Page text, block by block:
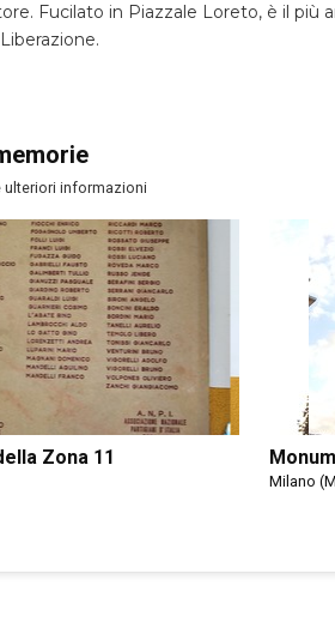
Fucilato in Piazzale Loreto, è il più
ulteriori informazioni
Zona 11
Milano